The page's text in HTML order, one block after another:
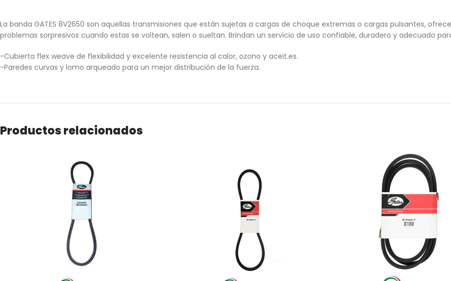
La banda GATES 8V2650 son aquellas transmisiones que están sujetas a cargas de choque extremas o cargas pulsantes,
problemas sorpresivos cuando estas se voltean, salen o sueltan. Brindan un servicio de uso confiable, duradero y adecuado
-Cubierta flex weave de flexibilidad y excelente resistencia al calor, ozono y aceit.es.
-Paredes curvas y lomo arqueado para un mejor distribución de la fuerza.
Productos relacionados